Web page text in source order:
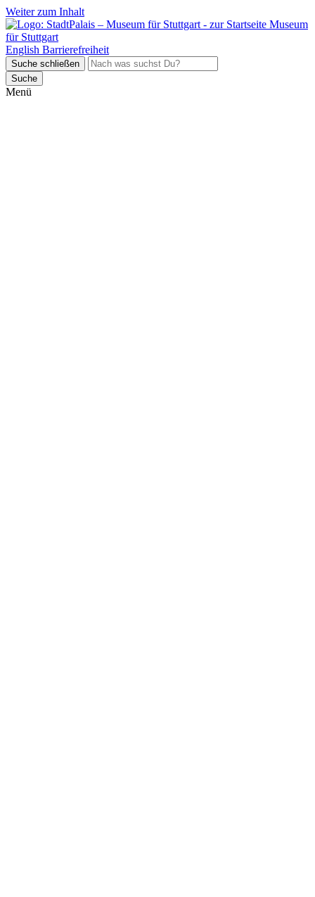
Weiter zum Inhalt
Museum
für Stuttgart
English Barrierefreiheit
Suche schließen
Suche
Menü